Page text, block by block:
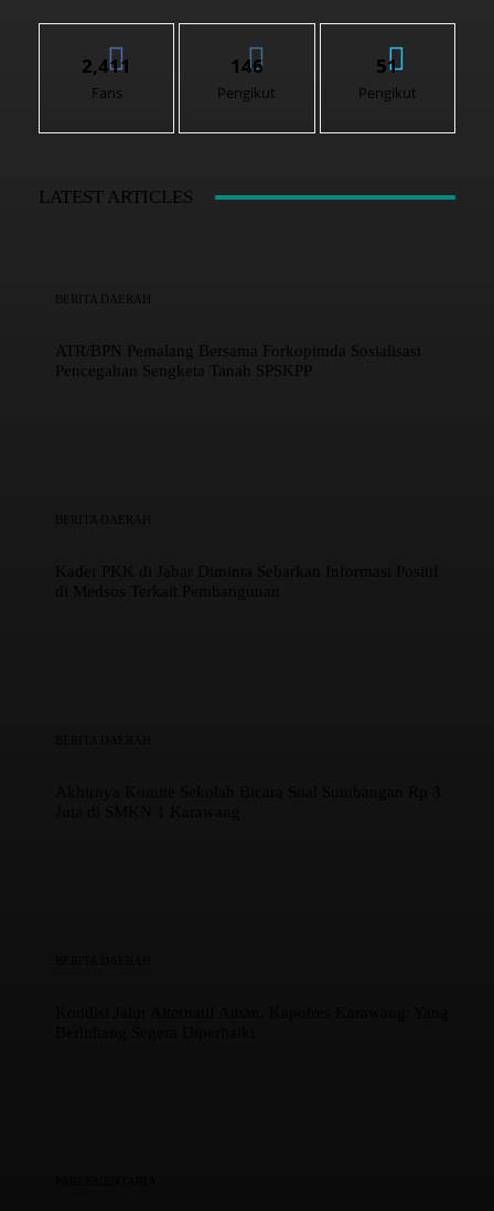
2,411
Fans
146
Pengikut
51
Pengikut
LATEST ARTICLES
BERITA DAERAH
ATR/BPN Pemalang Bersama Forkopimda Sosialisasi
Pencegahan Sengketa Tanah SPSKPP
BERITA DAERAH